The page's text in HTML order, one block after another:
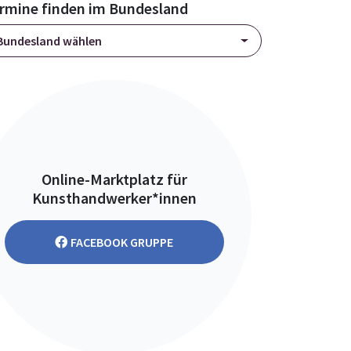
finden im Bundesland
wählen
Online-Marktplatz für
Kunsthandwerker*innen
FACEBOOK GRUPPE